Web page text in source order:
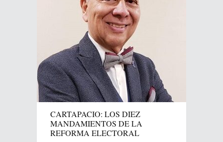
CARTAPACIO: LOS DIEZ
MANDAMIENTOS DE LA
REFORMA ELECTORAL